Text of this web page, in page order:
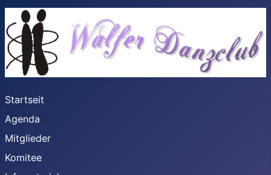
Startseit
Agenda
Mitglieder
Komitee